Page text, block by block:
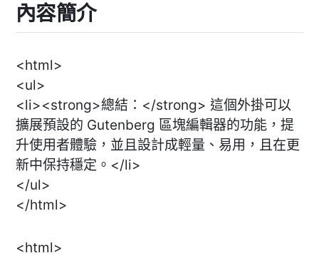
內容簡介
<html>
<ul>
<li><strong>總結：</strong> 這個外掛可以
擴展預設的 Gutenberg 區塊編輯器的功能，提
升使用者體驗，並且設計成輕量、易用，且在更
新中保持穩定。</li>
</ul>
</html>
<html>